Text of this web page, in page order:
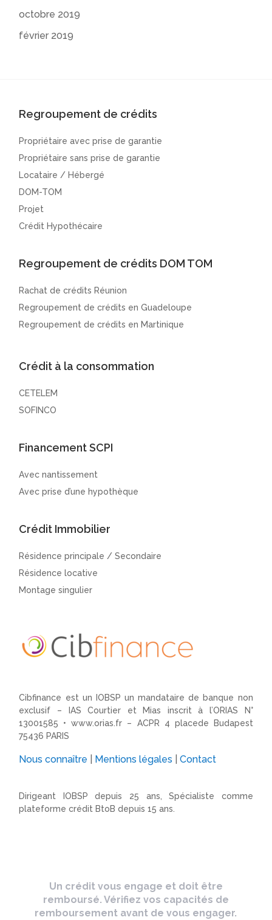
octobre 2019
février 2019
Regroupement de crédits
Propriétaire avec prise de garantie
Propriétaire sans prise de garantie
Locataire / Hébergé
DOM-TOM
Projet
Crédit Hypothécaire
Regroupement de crédits DOM TOM
Rachat de crédits Réunion
Regroupement de crédits en Guadeloupe
Regroupement de crédits en Martinique
Crédit à la consommation
CETELEM
SOFINCO
Financement SCPI
Avec nantissement
Avec prise d’une hypothèque
Crédit Immobilier
Résidence principale / Secondaire
Résidence locative
Montage singulier
Cibfinance est un IOBSP un mandataire de banque non
exclusif – IAS Courtier et Mias inscrit à l’ORIAS N°
13001585 •www.orias.fr – ACPR 4 placede Budapest
75436 PARIS
Nous connaître Mentions légales |Contact
Dirigeant IOBSP depuis 25 ans, Spécialiste comme
plateforme crédit BtoB depuis 15 ans.
Un crédit vous engage et doit être
remboursé. Vérifiez vos capacités de
remboursement avant de vous engager.